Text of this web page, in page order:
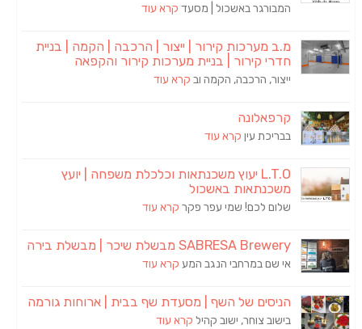
המבורגר באשכול | מסעד קרא עוד
מ.ב מערכות קירור | ייצור | הרכבה | הקמה | בניית
חדרי קירור | בניית מערכות קירור והקפאה
ייצור, הרכבה, הקמה וב קרא עוד
קרפאלונה
בבריכת עין קרא עוד
L.T.O יעוץ משכנתאות וכלכלת משפחה | יועץ
משכנתאות באשכול
שלום לכם! שמי עפר פקר קרא עוד
SABRESA Brewery מבשלת שיכר | מבשלת בירה
אי שם במרחבי הנגב המע קרא עוד
הניסים של השף | מסעדת שף בבית | ארוחות גורמה
בישוב צוחר, ישוב קהיל קרא עוד